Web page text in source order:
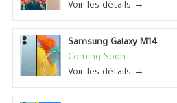
Voir les détails →
Samsung Galaxy M14
Coming Soon
Voir les détails →